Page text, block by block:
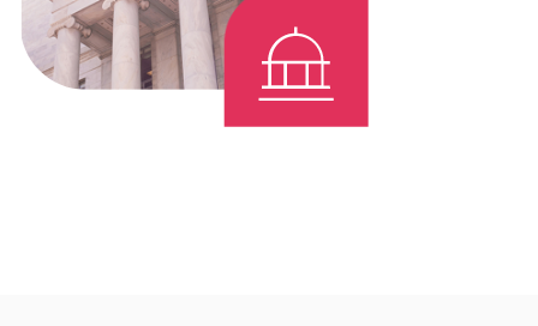
Contactez-nous